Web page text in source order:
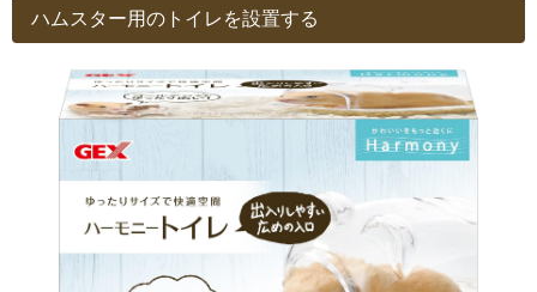
ハムスター用のトイレを設置する